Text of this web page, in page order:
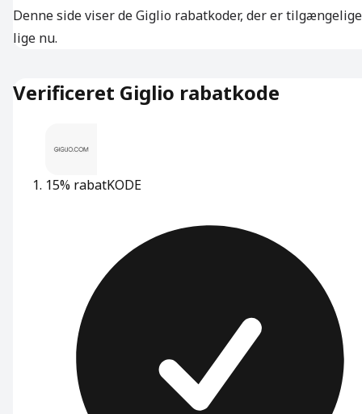
Denne side viser de Giglio rabatkoder, der er tilgængelige
lige nu.
Verificeret Giglio rabatkode
15% rabatKODE